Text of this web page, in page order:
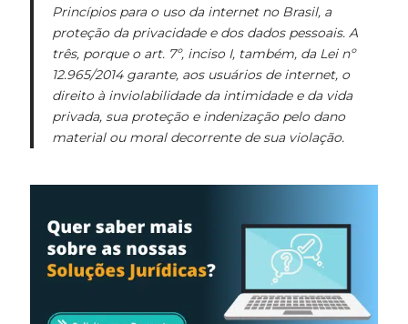
Princípios para o uso da internet no Brasil, a
proteção da privacidade e dos dados pessoais. A
três, porque o art. 7º, inciso I, também, da Lei nº
12.965/2014 garante, aos usuários de internet, o
direito à inviolabilidade da intimidade e da vida
privada, sua proteção e indenização pelo dano
material ou moral decorrente de sua violação.